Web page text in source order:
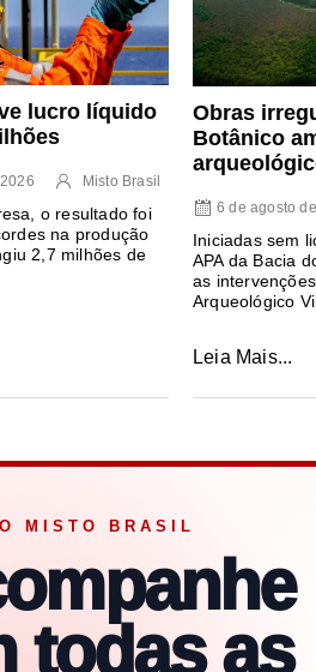
lucro líquido
Misto Brasil
o resultado foi
na produção
2,7 milhões de
Obras
Botânico
6 de agosto
Iniciadas sem
APA da Bacia
as
Arqueológico
Leia Mais...
MISTO BRASIL
todas as